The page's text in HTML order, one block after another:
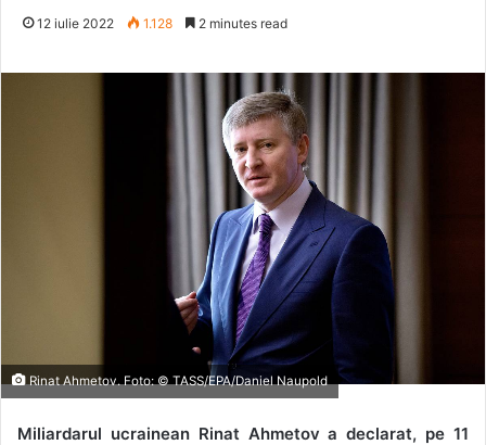
12 iulie 2022 1.128 2 minutes read
Rinat Ahmetov. Foto: © TASS/EPA/Daniel Naupold
Miliardarul ucrainean Rinat Ahmetov a declarat, pe 11